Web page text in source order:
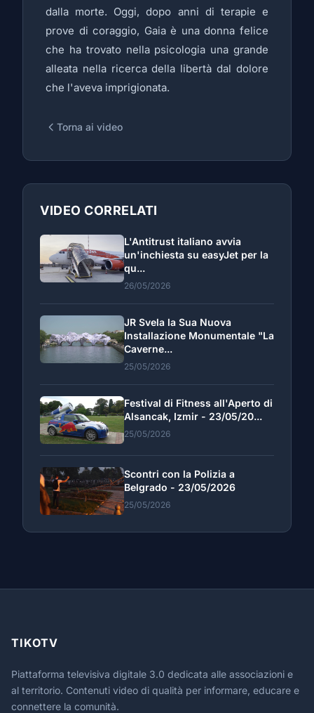
dalla morte. Oggi, dopo anni di terapie e
prove di coraggio, Gaia è una donna felice
che ha trovato nella psicologia una grande
alleata nella ricerca della libertà dal dolore
che l'aveva imprigionata.
Torna ai video
VIDEO CORRELATI
L'Antitrust italiano avvia
un'inchiesta su easyJet per la
qu...
26/05/2026
JR Svela la Sua Nuova
Installazione Monumentale "La
Caverne...
25/05/2026
Festival di Fitness all'Aperto di
Alsancak, Izmir - 23/05/20...
25/05/2026
Scontri con la Polizia a
Belgrado - 23/05/2026
25/05/2026
TIKOTV
Piattaforma televisiva digitale 3.0 dedicata alle associazioni e
al territorio. Contenuti video di qualità per informare, educare e
connettere la comunità.